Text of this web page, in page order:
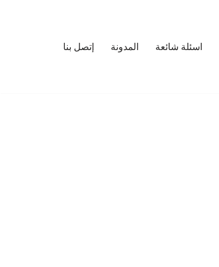
اسئلة شائعة المدونة إتصل بنا